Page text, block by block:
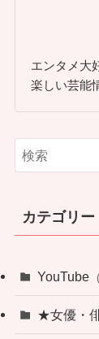
エンタメ大
楽しい芸能
カテゴリー
YouTube
★女優・